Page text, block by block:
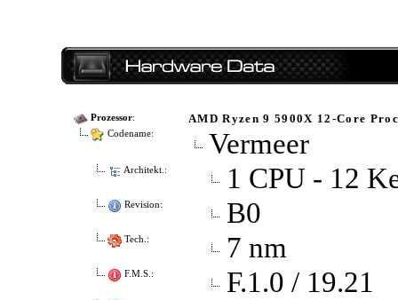
Prozessor: AMD Ryzen 9 5900X 12-Core
Codename: Vermeer
Architekt.: 1 CPU - 12
Revision: B0
Tech.: 7 nm
F.M.S.: F.1.0 / 19.21